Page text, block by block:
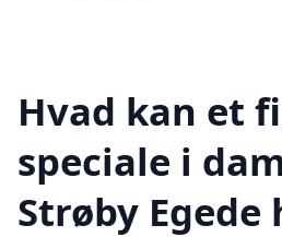
Hvad kan et
speciale i
Strøby